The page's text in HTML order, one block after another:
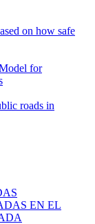
on how safe
for
roads in
EN EL